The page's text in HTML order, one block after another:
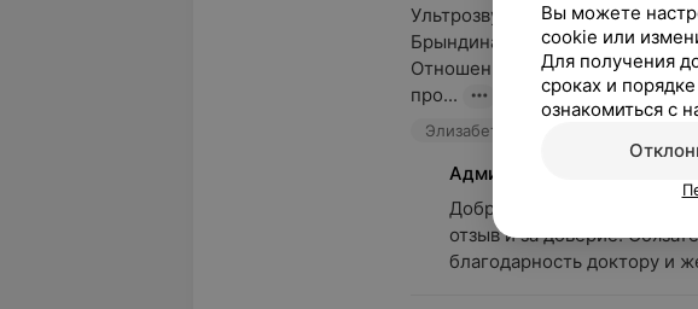
Ультрозвуковую диагностику
Брындина Татьяна Викторовна.
Отношение замечательное, всё
про...
Элизабет, пер. Коммунистический,
Администрация
Добрый день! Благодарим
отзыв и за доверие.
благодарность доктору и
Вы можете
cookie или
Для получения
сроках и
ознакомиться с